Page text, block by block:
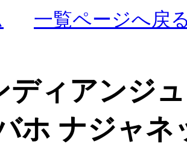
一覧ページへ戻
ディアンジ
ホ ナジャ